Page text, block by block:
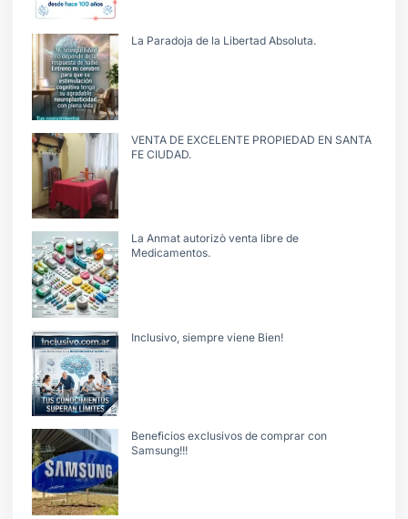
La Paradoja de la Libertad Absoluta.
VENTA DE EXCELENTE PROPIEDAD EN SANTA
FE CIUDAD.
La Anmat autorizò venta libre de
Medicamentos.
Inclusivo, siempre viene Bien!
Beneficios exclusivos de comprar con
Samsung!!!